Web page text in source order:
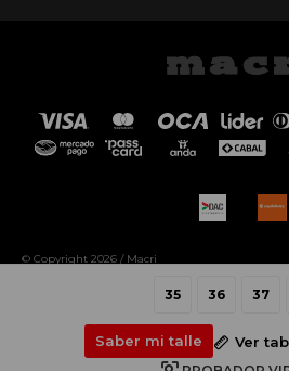
35 36 37
Saber mi talle Ver
© Copyright 2026 / Macri